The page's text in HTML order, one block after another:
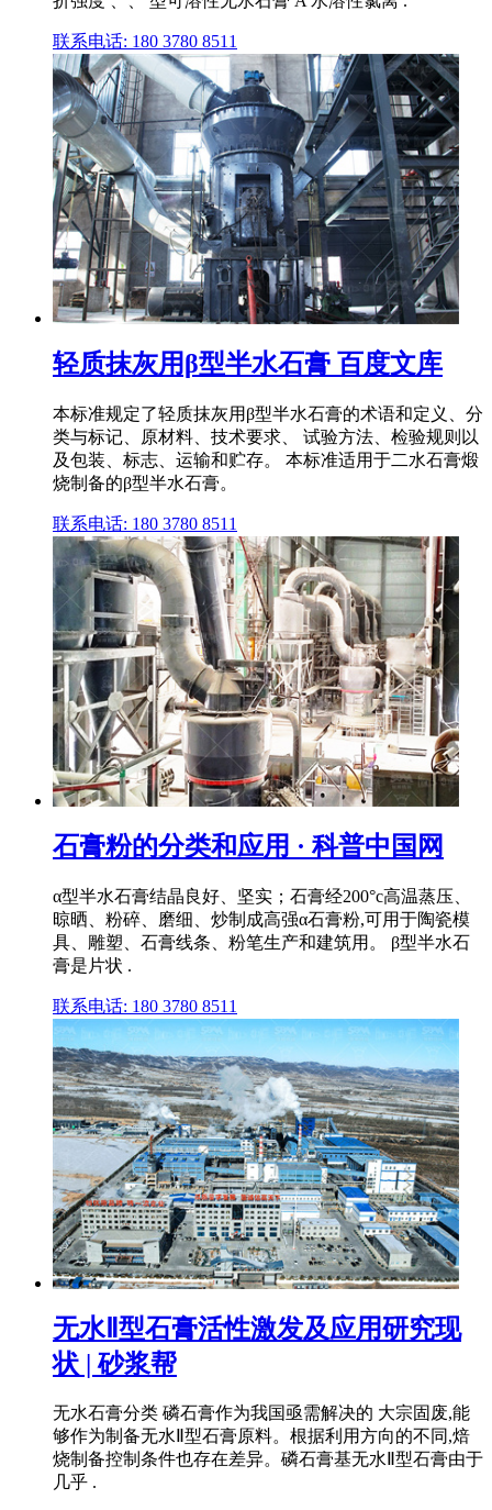
联系电话: 180 3780 8511
轻质抹灰用β型半水石膏 百度文库
本标准规定了轻质抹灰用β型半水石膏的术语和定义、分
类与标记、原材料、技术要求、 试验方法、检验规则以
及包装、标志、运输和贮存。 本标准适用于二水石膏煅
烧制备的β型半水石膏。
联系电话: 180 3780 8511
石膏粉的分类和应用 · 科普中国网
α型半水石膏结晶良好、坚实；石膏经200°c高温蒸压、
晾晒、粉碎、磨细、炒制成高强α石膏粉,可用于陶瓷模
具、雕塑、石膏线条、粉笔生产和建筑用。 β型半水石
膏是片状 .
联系电话: 180 3780 8511
无水Ⅱ型石膏活性激发及应用研究现
状 | 砂浆帮
无水石膏分类 磷石膏作为我国亟需解决的 大宗固废,能
够作为制备无水Ⅱ型石膏原料。根据利用方向的不同,焙
烧制备控制条件也存在差异。磷石膏基无水Ⅱ型石膏由于
几乎 .